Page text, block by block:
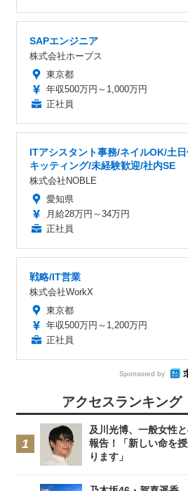
SAPエンジニア
株式会社ホープス
東京都
年収500万円～1,000万円
正社員
ITアシスタント事務/ネイルOK/土
キッティング/未経験歓迎/社内SE
株式会社NOBLE
愛知県
月給28万円～34万円
正社員
戦略/IT営業
株式会社WorkX
東京都
年収500万円～1,200万円
正社員
Sponsored by
アクセスランキング
及川光博、一般女性
報告！「新しい命を
ります」